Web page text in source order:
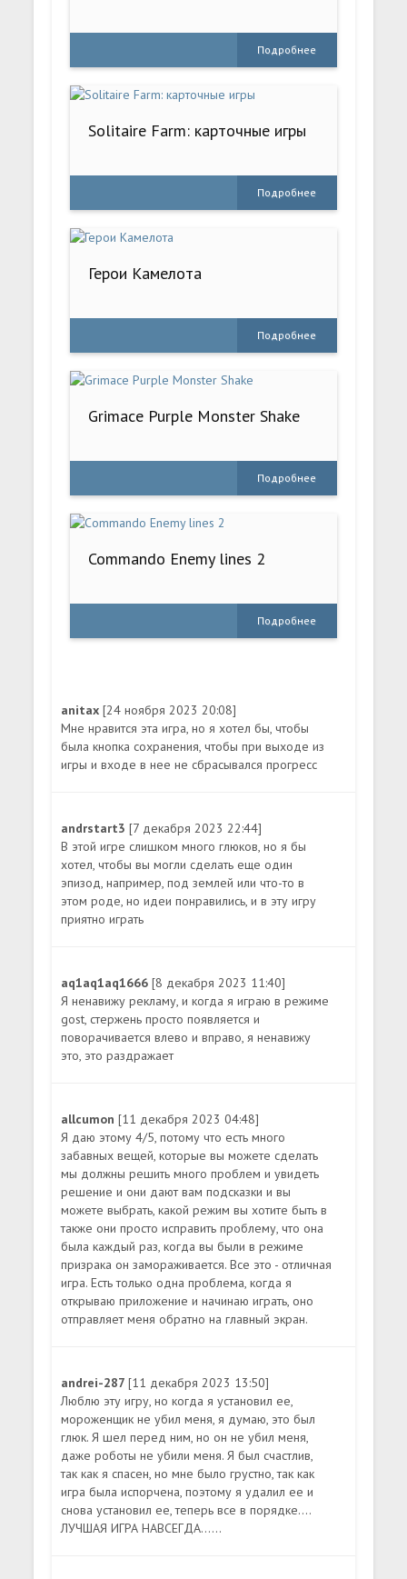
Подробнее
Solitaire Farm: карточные игры
Подробнее
Герои Камелота
Подробнее
Grimace Purple Monster Shake
Подробнее
Commando Enemy lines 2
Подробнее
anitax[24 ноября 2023 20:08]
Мне нравится эта игра, но я хотел бы, чтобы
была кнопка сохранения, чтобы при выходе из
игры и входе в нее не сбрасывался прогресс
andrstart3[7 декабря 2023 22:44]
В этой игре слишком много глюков, но я бы
хотел, чтобы вы могли сделать еще один
эпизод, например, под землей или что-то в
этом роде, но идеи понравились, и в эту игру
приятно играть
aq1aq1aq1666[8 декабря 2023 11:40]
Я ненавижу рекламу, и когда я играю в режиме
gost, стержень просто появляется и
поворачивается влево и вправо, я ненавижу
это, это раздражает
allcumon[11 декабря 2023 04:48]
Я даю этому 4/5, потому что есть много
забавных вещей, которые вы можете сделать
мы должны решить много проблем и увидеть
решение и они дают вам подсказки и вы
можете выбрать, какой режим вы хотите быть в
также они просто исправить проблему, что она
была каждый раз, когда вы были в режиме
призрака он замораживается. Все это - отличная
игра. Есть только одна проблема, когда я
открываю приложение и начинаю играть, оно
отправляет меня обратно на главный экран.
andrei-287[11 декабря 2023 13:50]
Люблю эту игру, но когда я установил ее,
мороженщик не убил меня, я думаю, это был
глюк. Я шел перед ним, но он не убил меня,
даже роботы не убили меня. Я был счастлив,
так как я спасен, но мне было грустно, так как
игра была испорчена, поэтому я удалил ее и
снова установил ее, теперь все в порядке....
ЛУЧШАЯ ИГРА НАВСЕГДА......